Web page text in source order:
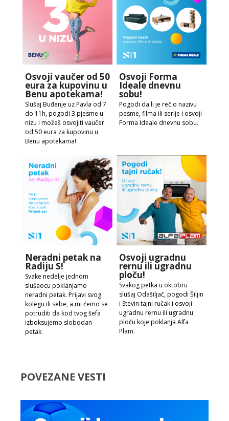
Osvoji vaučer od 50
eura za kupovinu u
Benu apotekama!
Slušaj Buđenje uz Pavla od 7
do 11h, pogodi 3 pjesme u
nizu i možeš osvojiti vaučer
od 50 eura za kupovinu u
Benu apotekama!
Osvoji Forma
Ideale dnevnu
sobu!
Pogodi da li je reč o nazivu
pesme, filma ili serije i osvoji
Forma Ideale dnevnu sobu.
Neradni petak na
Radiju S!
Svake nedelje jednom
slušaocu poklanjamo
neradni petak. Prijavi svog
kolegu ili sebe, a mi ćemo se
potruditi da kod tvog šefa
izboksujemo slobodan
petak.
Osvoji ugradnu
rernu ili ugradnu
ploču!
Svakog petka u oktobru
slušaj Odašiljač, pogodi Šiljin
i Stevin tajni ručak i osvoji
ugradnu rernu ili ugradnu
ploču koje poklanja Alfa
Plam.
POVEZANE VESTI